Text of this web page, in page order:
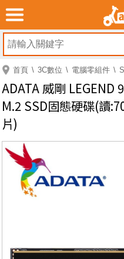
首頁 3C數位 電腦零組件
ADATA 威剛 LEGEND
M.2 SSD固態硬碟(讀
片)